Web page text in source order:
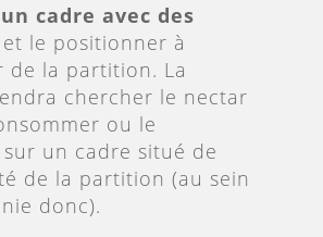
cadre avec des
et le positionner à
de la partition. La
chercher le nectar
ou le
un cadre situé de
de la partition (au sein
donc).